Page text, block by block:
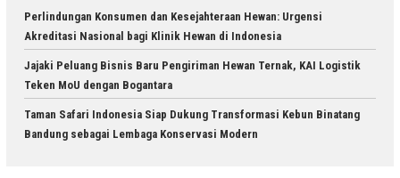
Perlindungan Konsumen dan Kesejahteraan Hewan: Urgensi
Akreditasi Nasional bagi Klinik Hewan di Indonesia
Jajaki Peluang Bisnis Baru Pengiriman Hewan Ternak, KAI Logistik
Teken MoU dengan Bogantara
Taman Safari Indonesia Siap Dukung Transformasi Kebun Binatang
Bandung sebagai Lembaga Konservasi Modern